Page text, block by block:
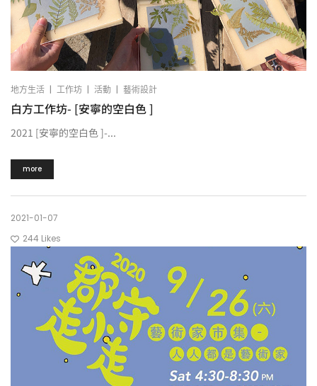
地方生活 | 工作坊 | 活動 | 藝術設計
白方工作坊- [安寧的空白色 ]
2021 [安寧的空白色 ]-...
more
2021-01-07
244 Likes